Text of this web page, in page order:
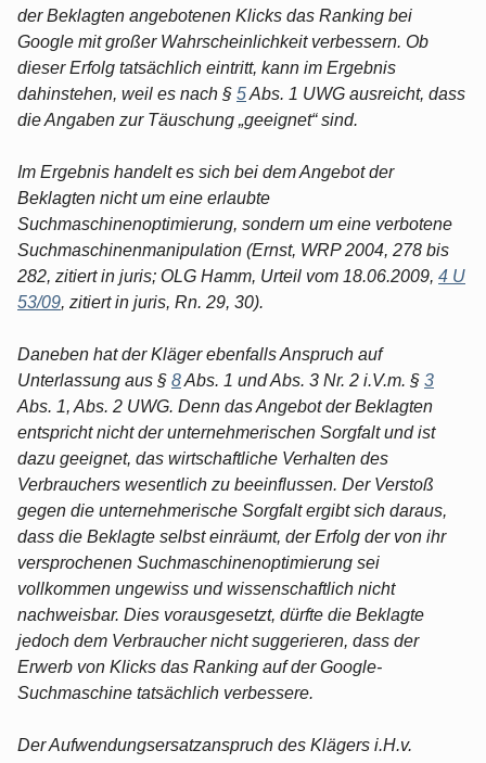
der Beklagten angebotenen Klicks das Ranking bei
Google mit großer Wahrscheinlichkeit verbessern. Ob
dieser Erfolg tatsächlich eintritt, kann im Ergebnis
dahinstehen, weil es nach § 5Abs. 1 UWG ausreicht, dass
die Angaben zur Täuschung „geeignet“ sind.
Im Ergebnis handelt es sich bei dem Angebot der
Beklagten nicht um eine erlaubte
Suchmaschinenoptimierung, sondern um eine verbotene
Suchmaschinenmanipulation (Ernst, WRP 2004, 278 bis
282, zitiert in juris; OLG Hamm, Urteil vom 18.06.2009, 4 U
53/09, zitiert in juris, Rn. 29, 30).
Daneben hat der Kläger ebenfalls Anspruch auf
Unterlassung aus § 8Abs. 1 und Abs. 3 Nr. 2 i.V.m. § 3
Abs. 1, Abs. 2 UWG. Denn das Angebot der Beklagten
entspricht nicht der unternehmerischen Sorgfalt und ist
dazu geeignet, das wirtschaftliche Verhalten des
Verbrauchers wesentlich zu beeinflussen. Der Verstoß
gegen die unternehmerische Sorgfalt ergibt sich daraus,
dass die Beklagte selbst einräumt, der Erfolg der von ihr
versprochenen Suchmaschinenoptimierung sei
vollkommen ungewiss und wissenschaftlich nicht
nachweisbar. Dies vorausgesetzt, dürfte die Beklagte
jedoch dem Verbraucher nicht suggerieren, dass der
Erwerb von Klicks das Ranking auf der Google-
Suchmaschine tatsächlich verbessere.
Der Aufwendungsersatzanspruch des Klägers i.H.v.